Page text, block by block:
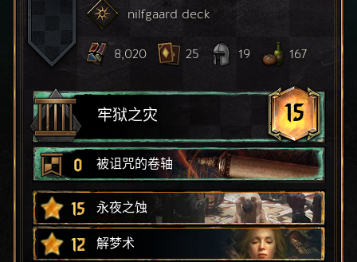
nilfgaard deck
8,020 25 19 167
牢狱之灾 15
0 被诅咒的卷轴
15 永夜之蚀
12 解梦术